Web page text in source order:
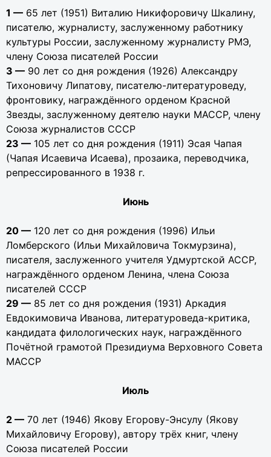
1 — 65 лет (1951) Виталию Никифоровичу Шкалину,
писателю, журналисту, заслуженному работнику
культуры России, заслуженному журналисту РМЭ,
члену Союза писателей России
3 — 90 лет со дня рождения (1926) Александру
Тихоновичу Липатову, писателю-литературоведу,
фронтовику, награждённого орденом Красной
Звезды, заслуженному деятелю науки МАССР, члену
Союза журналистов СССР
23 — 105 лет со дня рождения (1911) Эсая Чапая
(Чапая Исаевича Исаева), прозаика, переводчика,
репрессированного в 1938 г.
Июнь
20 — 120 лет со дня рождения (1996) Ильи
Ломберского (Ильи Михайловича Токмурзина),
писателя, заслуженного учителя Удмуртской АССР,
награждённого орденом Ленина, члена Союза
писателей СССР
29 — 85 лет со дня рождения (1931) Аркадия
Евдокимовича Иванова, литературоведа-критика,
кандидата филологических наук, награждённого
Почётной грамотой Президиума Верховного Совета
МАССР
Июль
2 — 70 лет (1946) Якову Егорову-Энсулу (Якову
Михайловичу Егорову), автору трёх книг, члену
Союза писателей России